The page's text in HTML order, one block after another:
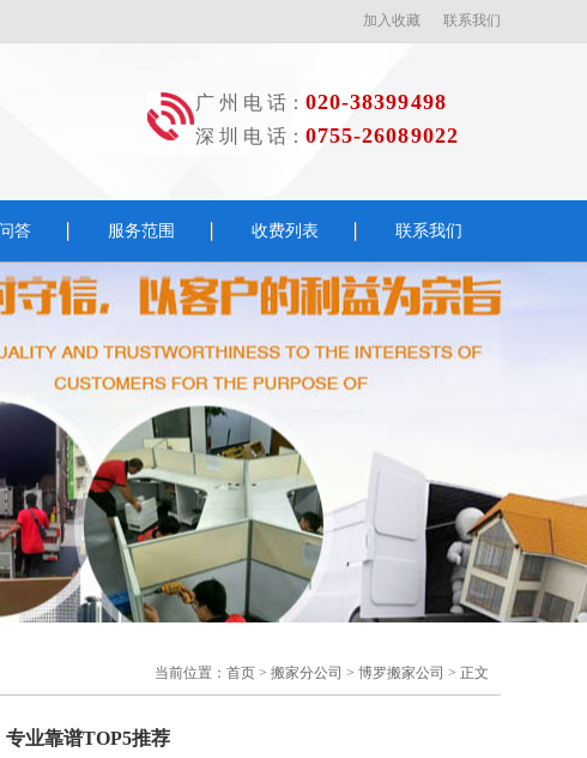
加入收藏 联系我们
广 州 电 话： 020-38399498
深 圳 电 话： 0755-26089022
答 服务范围 收费列表 联系我们
当前位置： 首页 > 搬家分公司 > 博罗搬家公司 > 正文
业靠谱TOP5推荐